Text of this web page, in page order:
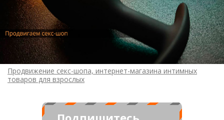
Продвижение секс-шопа, интернет-магазина интимных
товаров для взрослых